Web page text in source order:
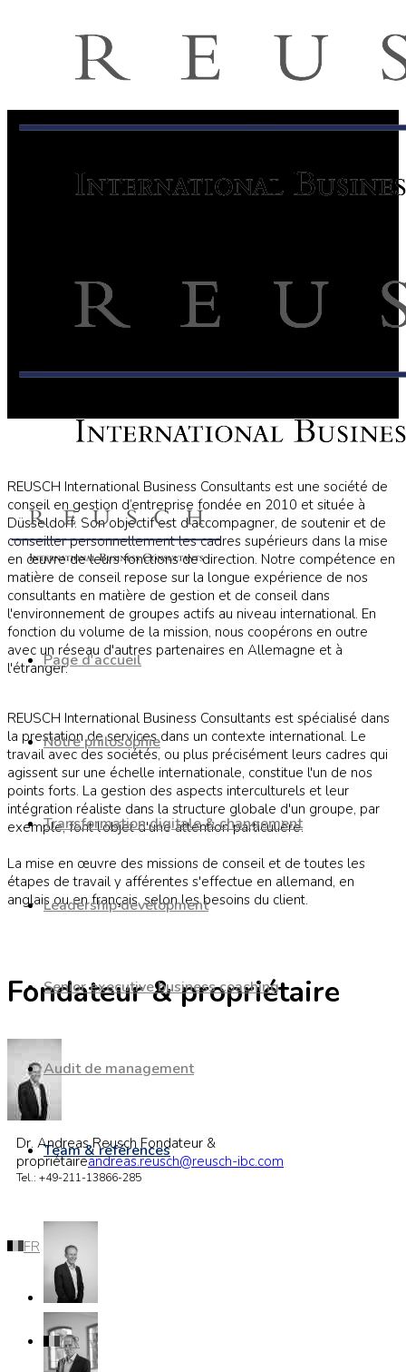
Page d'accueil
Notre philosophie
Transformation digitale & changement
Leadership development
Senior executive business coaching
Audit de management
Team & références
FR
FR
Team & références
REUSCH International Business Consultants est une société de
conseil en gestion d’entreprise fondée en 2010 et située à
Düsseldorf. Son objectif est d'accompagner, de soutenir et de
conseiller personnellement les cadres supérieurs dans la mise
en œuvre de leurs fonctions de direction. Notre compétence en
matière de conseil repose sur la longue expérience de nos
consultants en matière de gestion et de conseil dans
l'environnement de groupes actifs au niveau international. En
fonction du volume de la mission, nous coopérons en outre
avec un réseau d'autres partenaires en Allemagne et à
l'étranger.
REUSCH International Business Consultants est spécialisé dans
la prestation de services dans un contexte international. Le
travail avec des sociétés, ou plus précisément leurs cadres qui
agissent sur une échelle internationale, constitue l'un de nos
points forts. La gestion des aspects interculturels et leur
intégration réaliste dans la structure globale d'un groupe, par
exemple, font l'objet d'une attention particulière.
La mise en œuvre des missions de conseil et de toutes les
étapes de travail y afférentes s'effectue en allemand, en
anglais ou en français, selon les besoins du client.
Fondateur & propriétaire
Dr. Andreas Reusch Fondateur &
propriétaireandreas.reusch@reusch-ibc.com
Tel.: +49-211-13866-285